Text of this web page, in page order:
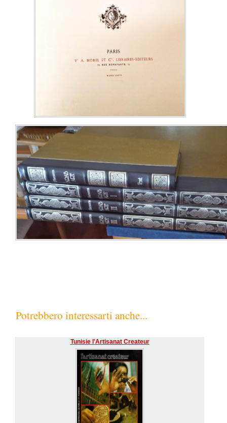
Potrebbero interessarti anche...
Tunisie l'Artisanat Createur